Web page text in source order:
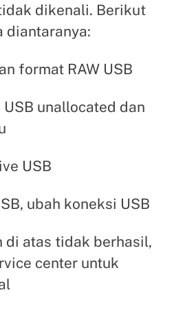
dikenali. Berikut
diantaranya:
format RAW USB
unallocated dan
USB
ubah koneksi USB
di atas tidak berhasil,
center untuk